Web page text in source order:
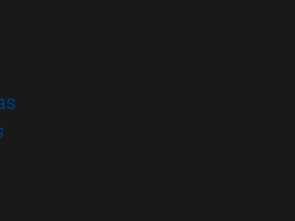
ventana)
(abre en nueva ventana)
(abre en nueva ventana)